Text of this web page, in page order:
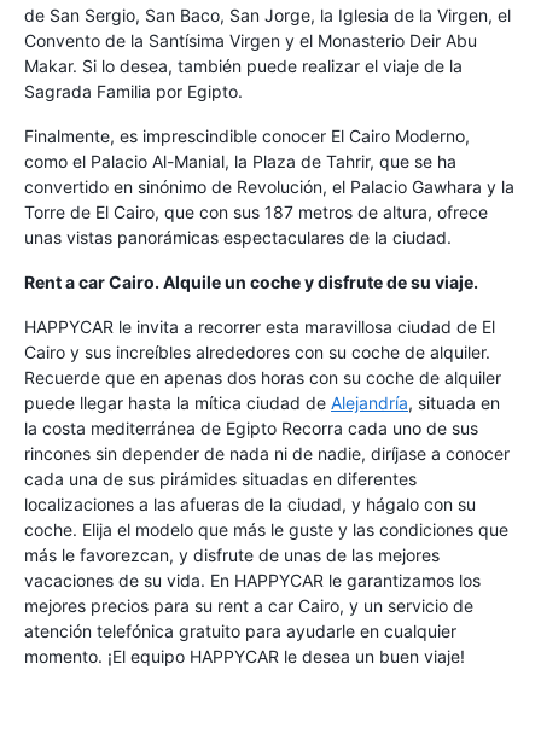
de San Sergio, San Baco, San Jorge, la Iglesia de la Virgen, el
Convento de la Santísima Virgen y el Monasterio Deir Abu
Makar. Si lo desea, también puede realizar el viaje de la
Sagrada Familia por Egipto.
Finalmente, es imprescindible conocer El Cairo Moderno,
como el Palacio Al-Manial, la Plaza de Tahrir, que se ha
convertido en sinónimo de Revolución, el Palacio Gawhara y la
Torre de El Cairo, que con sus 187 metros de altura, ofrece
unas vistas panorámicas espectaculares de la ciudad.
Rent a car Cairo. Alquile un coche y disfrute de su viaje.
HAPPYCAR le invita a recorrer esta maravillosa ciudad de El
Cairo y sus increíbles alrededores con su coche de alquiler.
Recuerde que en apenas dos horas con su coche de alquiler
puede llegar hasta la mítica ciudad de Alejandría, situada en
la costa mediterránea de Egipto Recorra cada uno de sus
rincones sin depender de nada ni de nadie, diríjase a conocer
cada una de sus pirámides situadas en diferentes
localizaciones a las afueras de la ciudad, y hágalo con su
coche. Elija el modelo que más le guste y las condiciones que
más le favorezcan, y disfrute de unas de las mejores
vacaciones de su vida. En HAPPYCAR le garantizamos los
mejores precios para su rent a car Cairo, y un servicio de
atención telefónica gratuito para ayudarle en cualquier
momento. ¡El equipo HAPPYCAR le desea un buen viaje!